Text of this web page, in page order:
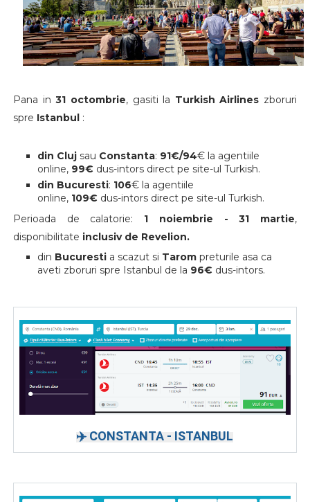
Pana in31 octombrie, gasiti la Turkish Airlines zboruri
spre Istanbul :
din Clujsau Constanta: 91€/94€ la agentiile
online, 99€ dus-intors direct pe site-ul Turkish.
din Bucuresti: 106€ la agentiile
online, 109€ dus-intors direct pe site-ul Turkish.
Perioada de calatorie: 1 noiembrie - 31 martie,
disponibilitate inclusiv de Revelion.
din Bucuresti a scazut si Tarompreturile asa ca
aveti zboruri spre Istanbul de la 96€ dus-intors.
✈️ CONSTANTA - ISTANBUL